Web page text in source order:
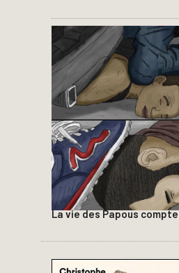
La vie des Papous compte